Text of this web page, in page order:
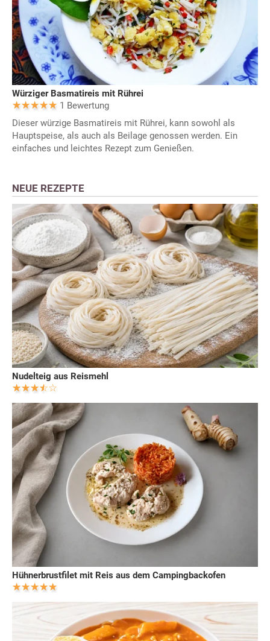
Würziger Basmatireis mit Rührei
1 Bewertung
Dieser würzige Basmatireis mit Rührei, kann sowohl als
Hauptspeise, als auch als Beilage genossen werden. Ein
einfaches und leichtes Rezept zum Genießen.
NEUE REZEPTE
Nudelteig aus Reismehl
Hühnerbrustfilet mit Reis aus dem Campingbackofen